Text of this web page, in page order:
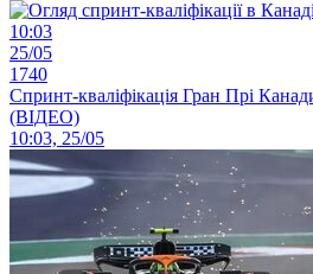
10:03
25/05
1740
Спринт-кваліфікація Гран Прі
(ВІДЕО)
10:03, 25/05